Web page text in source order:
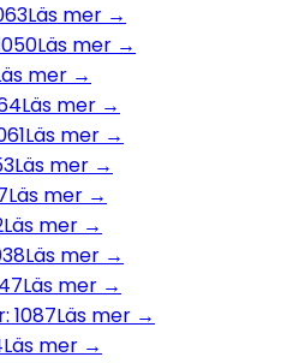
Läs mer →
Läs mer →
mer →
Läs mer →
Läs mer →
Läs mer →
Läs mer →
Läs mer →
Läs mer →
Läs mer →
1087Läs mer →
Läs mer →